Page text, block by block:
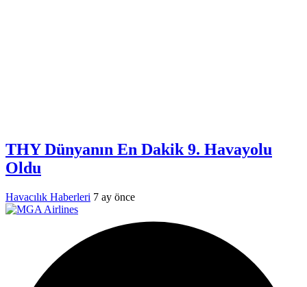
THY Dünyanın En Dakik 9. Havayolu
Oldu
Havacılık Haberleri 7 ay önce